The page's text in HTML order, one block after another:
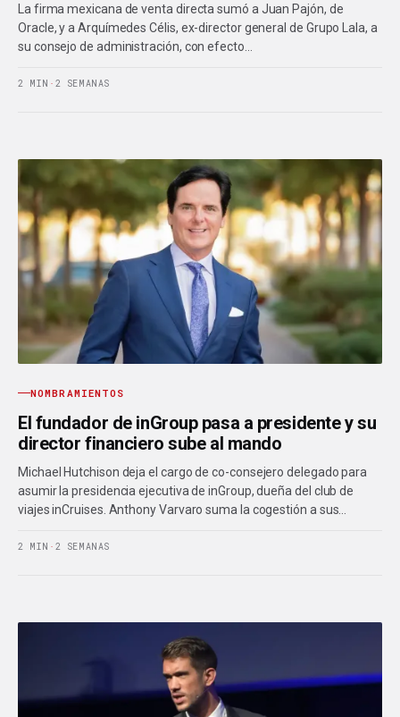
La firma mexicana de venta directa sumó a Juan Pajón, de
Oracle, y a Arquímedes Célis, ex-director general de Grupo Lala, a
su consejo de administración, con efecto…
2 MIN · 2 SEMANAS
NOMBRAMIENTOS
El fundador de inGroup pasa a presidente y su
director financiero sube al mando
Michael Hutchison deja el cargo de co-consejero delegado para
asumir la presidencia ejecutiva de inGroup, dueña del club de
viajes inCruises. Anthony Varvaro suma la cogestión a sus…
2 MIN · 2 SEMANAS